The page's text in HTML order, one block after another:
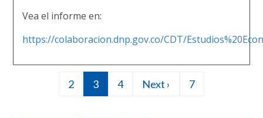
Vea el informe en:
https://colaboracion.dnp.gov.co/CDT/
Página
2
Página
actual
3 Página
4
Siguiente
Next › 7
7